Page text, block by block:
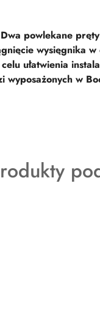
powlekane
wysięgnika
ułatwienia
w